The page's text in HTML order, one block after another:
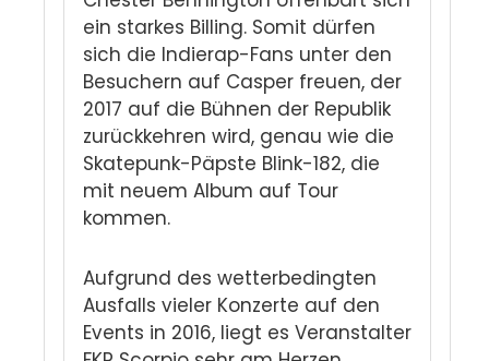
ein starkes Billing. Somit dürfen
sich die Indierap-Fans unter den
Besuchern auf Casper freuen, der
2017 auf die Bühnen der Republik
zurückkehren wird, genau wie die
Skatepunk-Päpste Blink-182, die
mit neuem Album auf Tour
kommen.
Aufgrund des wetterbedingten
Ausfalls vieler Konzerte auf den
Events in 2016, liegt es Veranstalter